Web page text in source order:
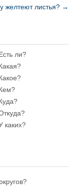
желтеют листья? →
ли?
каких?